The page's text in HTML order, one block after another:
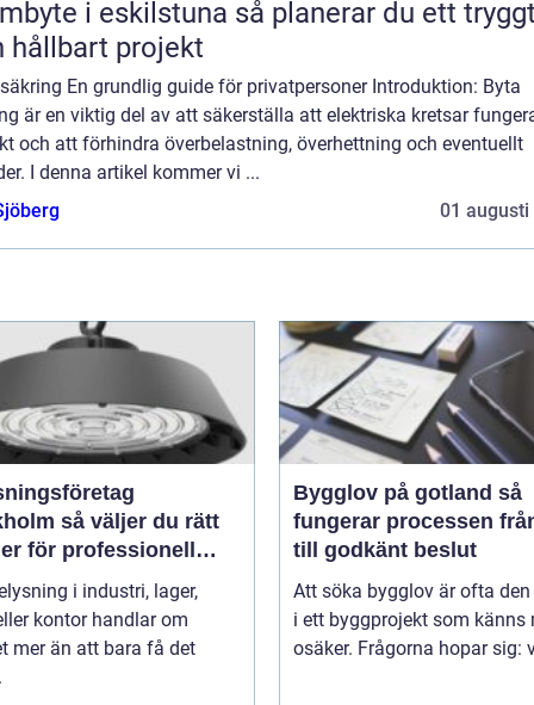
i eskilstuna så planerar du ett tryggt
hållbart projekt
En grundlig guide för privatpersoner Introduktion: Byta
är en viktig del av att säkerställa att elektriska kretsar
och att förhindra överbelastning, överhettning och eventuellt
I denna artikel kommer vi ...
01 augusti
du rätt
för professionell
i industri, lager,
kontor handlar om
mer än att bara få det
Bygglov på gotland så
fungerar processen
till godkänt beslut
Att söka bygglov är ofta
i ett byggprojekt som känns
osäker. Frågorna hopar sig: